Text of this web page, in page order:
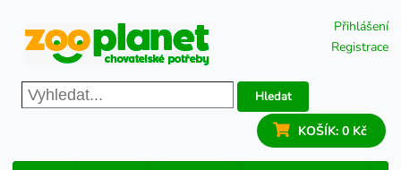
Přihlášení
Registrace
Hledat
KOŠÍK: 0 Kč